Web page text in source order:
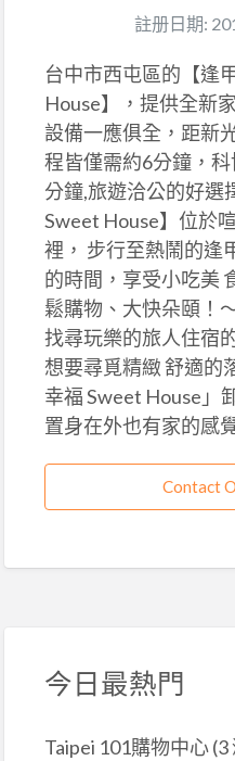
註册日期:
台中市西屯區的【逢
House】，提供全新
設備一應俱全，距新
程皆僅需約6分鐘，
分鐘,旅遊洽公的好選
Sweet House】位於
裡， 步行至熱鬧的逢
的時間，享受小吃美
鬆購物、大快朵頤！
找尋玩樂的旅人住宿
想要尋覓精緻 舒適的
幸福 Sweet House」
置身在外也有家的感
Contact
今日最熱門
Taipei 101購物中心(3